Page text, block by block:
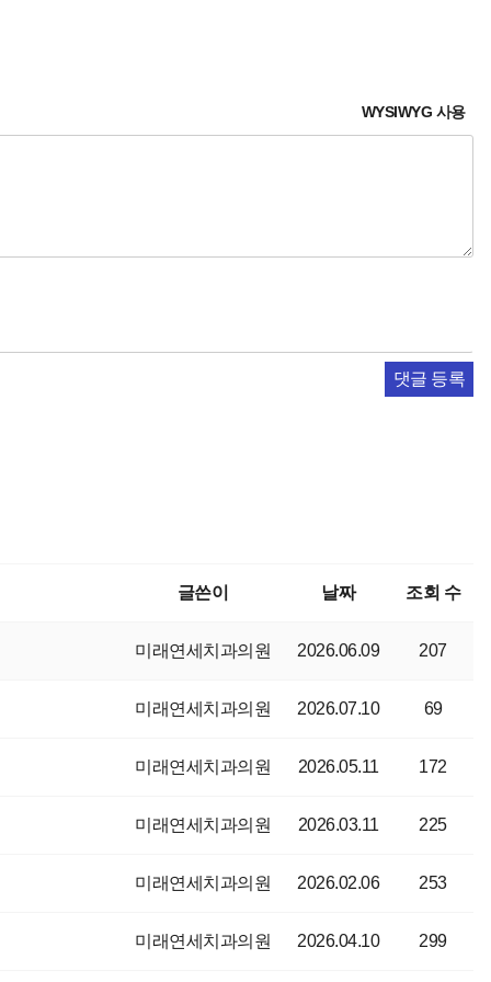
WYSIWYG 사용
댓글 등록
글쓴이 날짜 조회 수
미래연세치과의원 2026.06.09 207
미래연세치과의원 2026.07.10 69
미래연세치과의원 2026.05.11 172
미래연세치과의원 2026.03.11 225
미래연세치과의원 2026.02.06 253
미래연세치과의원 2026.04.10 299